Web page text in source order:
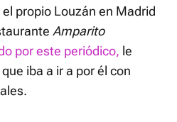
propio Louzán en Madrid
Amparito
por este periódico, le
iba a ir a por él con